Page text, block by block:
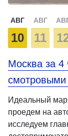
АВГ
10
АВГ
11
Москва за 4
Идеальный
проедем на
исследуем